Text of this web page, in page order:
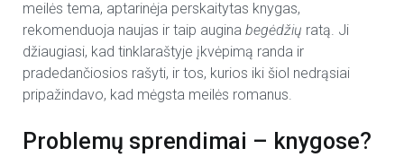
meilės tema, aptarinėja perskaitytas knygas,
rekomenduoja naujas ir taip augina begėdžių ratą. Ji
džiaugiasi, kad tinklaraštyje įkvėpimą randa ir
pradedančiosios rašyti, ir tos, kurios iki šiol nedrąsiai
pripažindavo, kad mėgsta meilės romanus.
Problemų sprendimai – knygose?